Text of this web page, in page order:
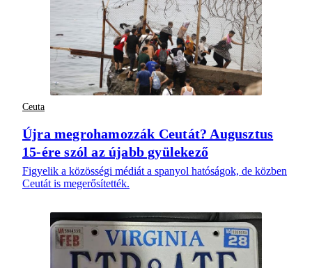
Ceuta
Újra megrohamozzák Ceutát? Augusztus
15-ére szól az újabb gyülekező
Figyelik a közösségi médiát a spanyol hatóságok, de közben
Ceutát is megerősítették.